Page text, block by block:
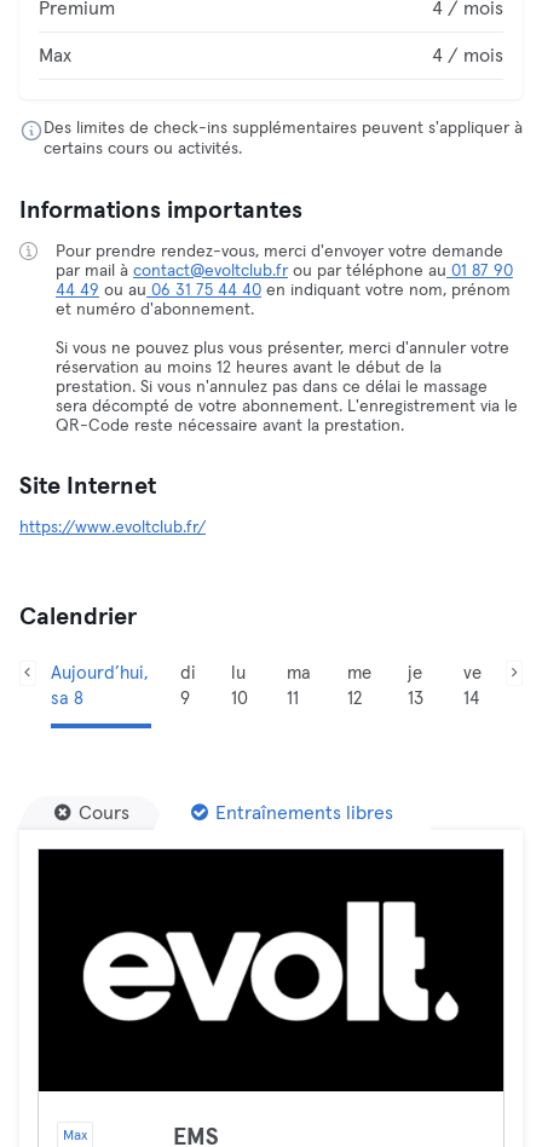
Premium 4 / mois
Max 4 / mois
Des limites de check-ins supplémentaires peuvent s'appliquer à
certains cours ou activités.
Informations importantes
Pour prendre rendez-vous, merci d'envoyer votre demande
par mail à contact@evoltclub.frou par téléphone au 01 87 90
44 49 ou au 06 31 75 44 40 en indiquant votre nom, prénom
et numéro d'abonnement.
Si vous ne pouvez plus vous présenter, merci d'annuler votre
réservation au moins 12 heures avant le début de la
prestation. Si vous n'annulez pas dans ce délai le massage
sera décompté de votre abonnement. L'enregistrement via le
QR-Code reste nécessaire avant la prestation.
Site Internet
https://www.evoltclub.fr/
Calendrier
Aujourd’hui,
sa 8
di
9
lu
10
ma
11
me
12
je
13
ve
14
Cours Entraînements libres
Max EMS